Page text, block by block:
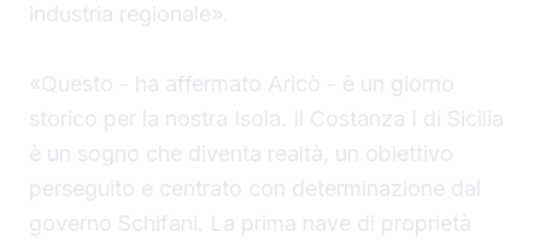
industria regionale».
«Questo - ha affermato Aricò - è un giorno
storico per la nostra Isola. Il Costanza I di Sicilia
è un sogno che diventa realtà, un obiettivo
perseguito e centrato con determinazione dal
governo Schifani. La prima nave di proprietà